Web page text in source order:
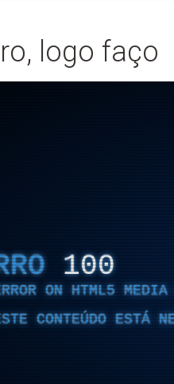
logo faço
100
ON HTML5 MEDIA
CONTEÚDO ESTÁ